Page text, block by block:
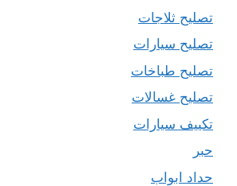
تصليح ثلاجات
تصليح سيارات
تصليح طباخات
تصليح غسالات
تكييف سيارات
حبر
حداد ابواب